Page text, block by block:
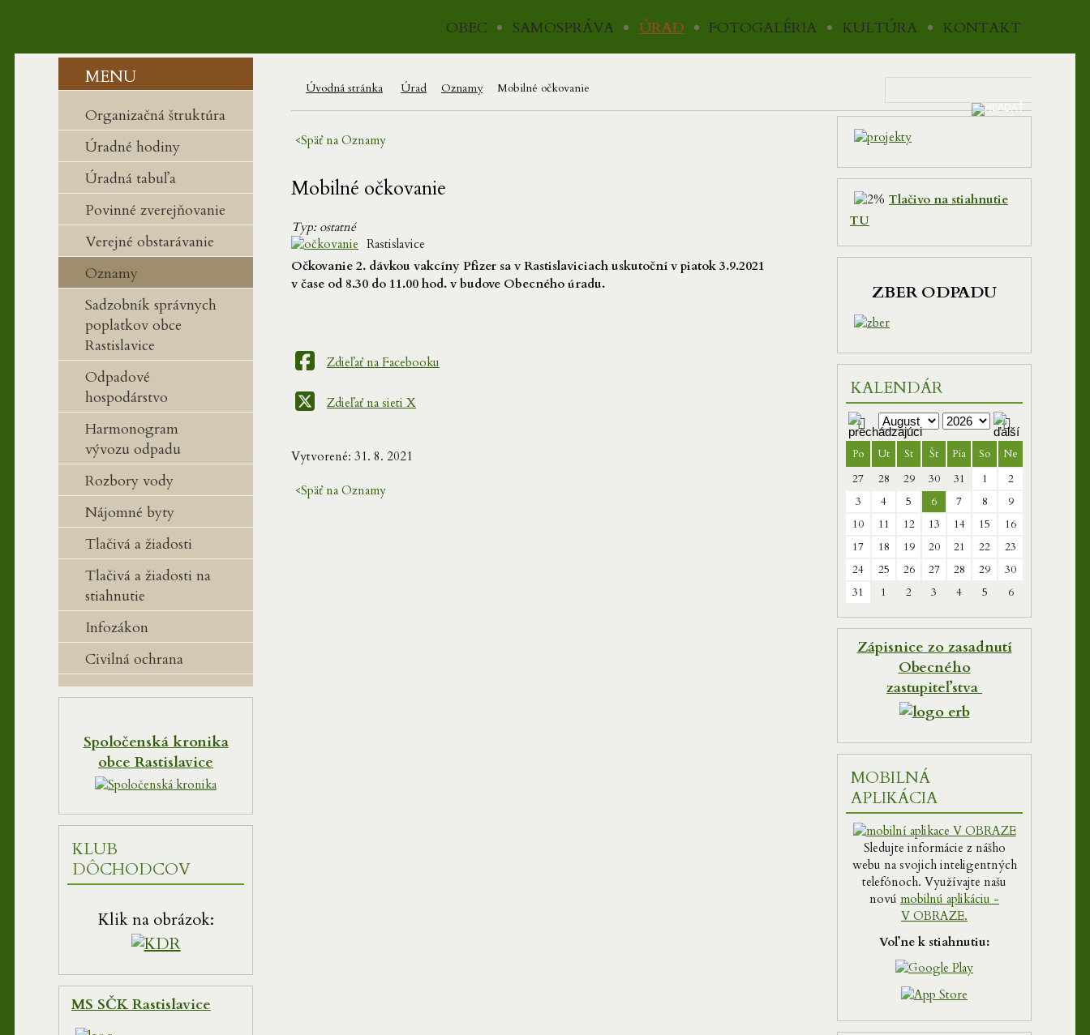
OBEC SAMOSPRÁVA ÚRAD FOTOGALÉRIA KULTÚRA KONTAKT
Úvodná stránka Úrad Oznamy Mobilné očkovanie
MENU
Organizačná štruktúra
Úradné hodiny
Úradná tabuľa
Povinné zverejňovanie
Verejné obstarávanie
Oznamy
Sadzobník správnych
poplatkov obce
Rastislavice
Odpadové
hospodárstvo
Harmonogram
vývozu odpadu
Rozbory vody
Nájomné byty
Tlačivá a žiadosti
Tlačivá a žiadosti na
stiahnutie
Infozákon
Civilná ochrana
Spoločenská kronika
obce Rastislavice
KLUB
DÔCHODCOV
Klik na obrázok:
MS SČK Rastislavice
<Späť na Oznamy
Mobilné očkovanie
Typ: ostatné
Rastislavice
Očkovanie 2. dávkou vakcíny Pfizer sa v Rastislaviciach uskutoční v piatok 3.9.2021
v čase od 8.30 do 11.00 hod. v budove Obecného úradu.
Zdieľať na Facebooku
Zdieľať na sieti X
Vytvorené: 31. 8. 2021
<Späť na Oznamy
Tlačivo na stiahnutie
TU
ZBER ODPADU
KALENDÁR
Po Ut St Št Pia So
Ne
27
28 29 30 31 1
2
3
4 5 6 7 8
9
10
11 12 13 14 15
16
17
18 19 20 21 22
23
24
25 26 27 28 29
30
31
1 2 3 4 5 6
Zápisnice zo zasadnutí
Obecného
zastupiteľstva
MOBILNÁ
APLIKÁCIA
Sledujte informácie z nášho
webu na svojich inteligentných
telefónoch. Využívajte našu
novú mobilnú aplikáciu -
V OBRAZE.
Voľne k stiahnutiu: